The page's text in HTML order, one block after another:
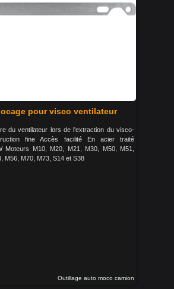
pour visco ventilateur
du ventilateur lors de l'extraction du visco-
fine Accès facilité En acier traité
Moteurs M10, M20, M21, M30, M50, M51,
M56, M70, M73, S14 et S38
Outillage auto moco camion